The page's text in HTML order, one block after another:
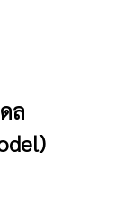
ล